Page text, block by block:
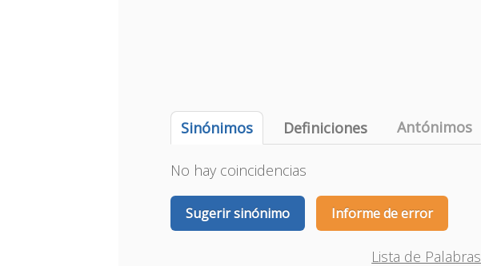
Sinónimos Definiciones Antónimos
No hay coincidencias
Sugerir sinónimo Informe de error
Lista de Palabras